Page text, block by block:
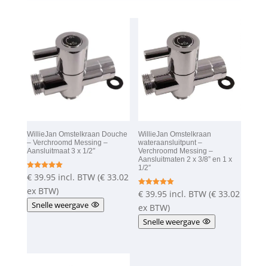
WillieJan Omstelkraan Douche
– Verchroomd Messing –
Aansluitmaat 3 x 1/2″
Gewaardeer
d
5.00
uit 5
€39.95 incl. BTW (€33.02
ex BTW)
Snelle weergave
WillieJan Omstelkraan
wateraansluitpunt –
Verchroomd Messing –
Aansluitmaten 2 x 3/8” en 1 x
1/2″
Gewaardeer
d
5.00
uit 5
€ 39.95 incl. BTW (€ 33.02
ex BTW)
Snelle weergave